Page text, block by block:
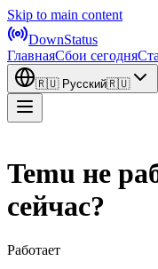
Skip to main content
DownStatus
ГлавнаяСбои сегодня
🇷🇺 Русский🇷🇺
Temu не
сейчас?
Работает